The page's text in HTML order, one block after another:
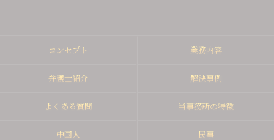
コンセプト 業務内容
弁護士紹介 解決事例
よくある質問 当事務所の特徴
中国人 民事